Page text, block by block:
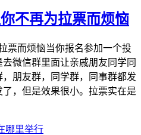
不再为拉票而烦恼
票而烦恼当你报名参加一个投
微信群里面让亲戚朋友同学同
朋友群，同学群，同事群都发
，但是效果很小。拉票实在是
哪里举行